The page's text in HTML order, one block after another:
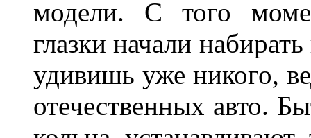
модели. С того
глазки начали
удивишь уже никого,
отечественных авто.